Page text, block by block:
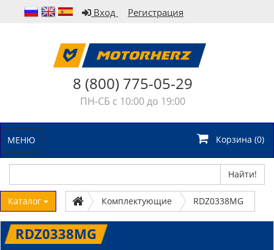
Вход Регистрация
8 (800) 775-05-29
ПН-СБ с 10:00 до 19:00
МЕНЮ Корзина (0)
Найти!
Каталог Комплектующие RDZ0338MG
RDZ0338MG